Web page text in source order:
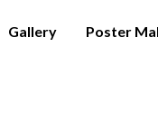
Gallery Poster